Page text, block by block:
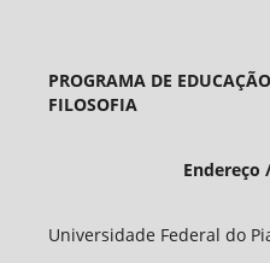
PROGRAMA DE
FILOSOFIA
Endereço /
Universidade Federal do